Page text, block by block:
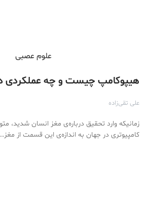
علوم عصبی
هیپوکامپ چیست و چه عملکردی
علی تقی‌زاده
زمانیکه وارد تحقیق درباره‌ی مغز انسان شدید،
کامپیوتری در جهان به اندازه‌ی این قسمت از مغز…